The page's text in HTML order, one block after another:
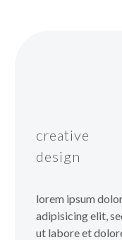
creative
design
lorem ipsum
adipisicing elit,
ut labore et